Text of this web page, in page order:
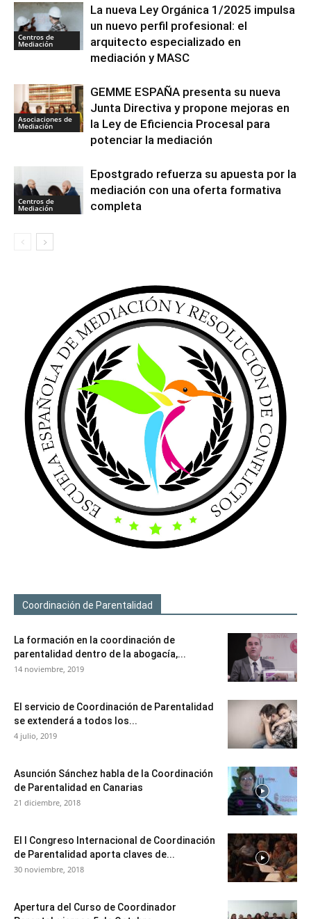
Centros de
Mediación
La nueva Ley Orgánica 1/2025 impulsa
un nuevo perfil profesional: el
arquitecto especializado en
mediación y MASC
Asociaciones de
Mediación
GEMME ESPAÑA presenta su nueva
Junta Directiva y propone mejoras en
la Ley de Eficiencia Procesal para
potenciar la mediación
Centros de
Mediación
Epostgrado refuerza su apuesta por la
mediación con una oferta formativa
completa
Coordinación de Parentalidad
La formación en la coordinación de
parentalidad dentro de la abogacía,...
14 noviembre, 2019
El servicio de Coordinación de Parentalidad
se extenderá a todos los...
4 julio, 2019
Asunción Sánchez habla de la Coordinación
de Parentalidad en Canarias
21 diciembre, 2018
El I Congreso Internacional de Coordinación
de Parentalidad aporta claves de...
30 noviembre, 2018
Apertura del Curso de Coordinador